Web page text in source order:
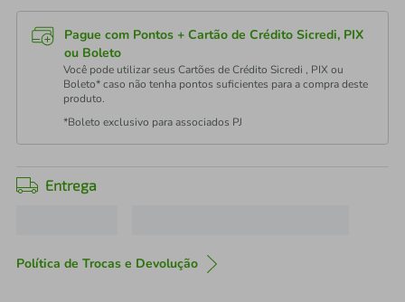
Pague com Pontos + Cartão de Crédito Sicredi, PIX
ou Boleto
Você pode utilizar seus Cartões de Crédito Sicredi , PIX ou
Boleto* caso não tenha pontos suficientes para a compra deste
produto.
*Boleto exclusivo para associados PJ
Entrega
Política de Trocas e Devolução